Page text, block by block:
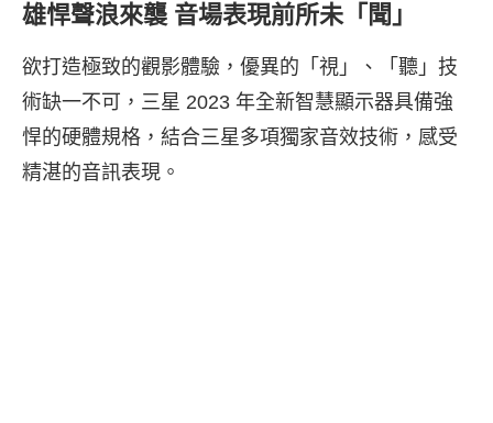
雄悍聲浪來襲 音場表現前所未「聞」
欲打造極致的觀影體驗，優異的「視」、「聽」技
術缺一不可，三星 2023 年全新智慧顯示器具備強
悍的硬體規格，結合三星多項獨家音效技術，感受
精湛的音訊表現。